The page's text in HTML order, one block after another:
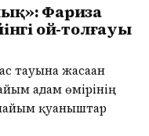
Фариза
ой-толғауы
тауына жасаған
адам өмірінің
қуаныштар